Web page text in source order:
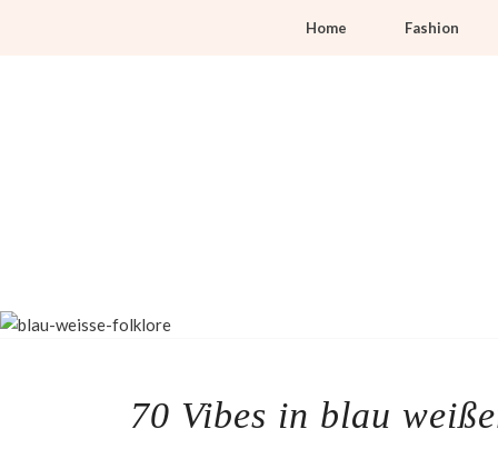
Home Fashion
70 Vibes in blau